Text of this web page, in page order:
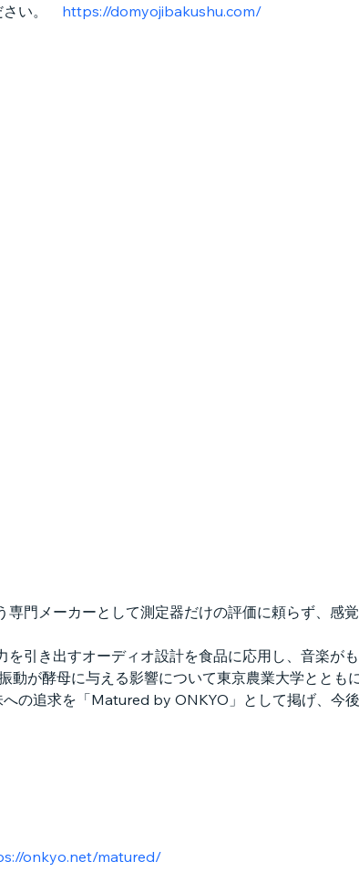
さい。 https://domyojibakushu.com/
門メーカーとして測定器だけの評価に頼らず、感
引き出すオーディオ設計を食品に応用し、音楽が
動が酵母に与える影響について東京農業大学ととも
の追求を「Matured by ONKYO」として掲げ、今
onkyo.net/matured/